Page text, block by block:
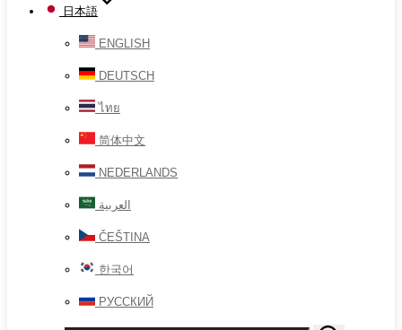
日本語
ENGLISH
DEUTSCH
ไทย
简体中文
NEDERLANDS
العربية
ČEŠTINA
한국어
РУССКИЙ